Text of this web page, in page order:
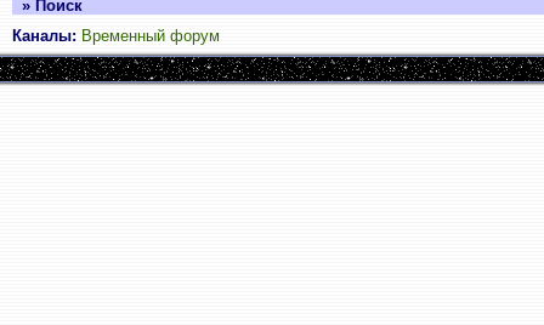
» Поиск
Каналы: Временный форум